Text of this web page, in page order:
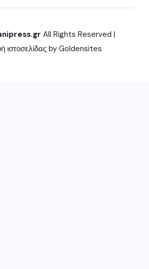
All Rights Reserved |
ιστοσελίδας by Goldensites